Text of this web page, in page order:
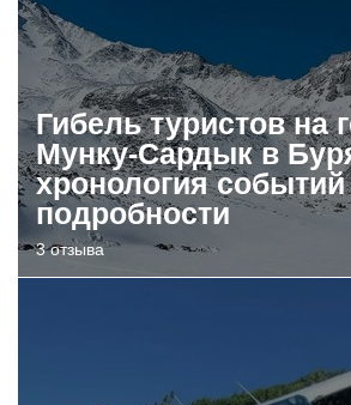
Гибель туристов на
Мунку-Сардык в
хронология
подробности
3 отзыва